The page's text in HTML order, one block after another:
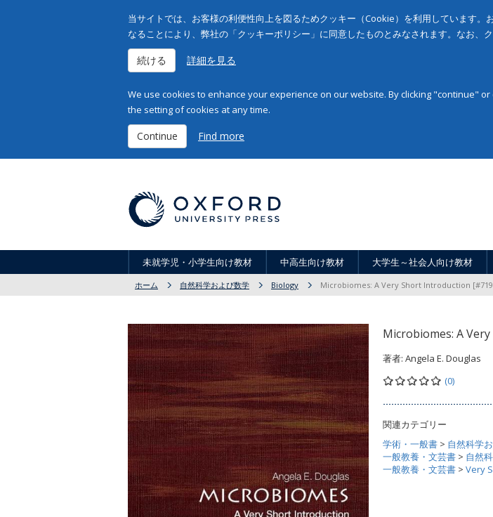
当サイトでは、お客様の利便性向上を図るためクッキー（Cookie）を利用しています
なることにより、弊社の「クッキーポリシー」に同意したものとみなされます。なお、
続ける 詳細を見る
We use cookies to enhance your experience on our website. By clicking "continue"
the setting of cookies at any time.
Continue Find more
未就学児・小学生向け教材 中高生向け教材 大学生～社会人向け教材
ホーム 自然科学および数学 Biology Microbiomes: A Very Short Introduction
Microbiomes: A
著者: Angela E. Douglas
(0)
関連カテゴリー
学術・一般書 > 自然科学
一般教養・文芸書 > 自然
一般教養・文芸書 > Very